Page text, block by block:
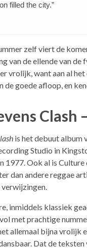
filled the city.”
zelf viert de
van de ellende van de
vrolijk, want aan al
de goede afloop, en
Clash
is het debuut album
Studio in
1977. Ook al is
dan andere reggae
inmiddels klassiek
vol met prachtige
allemaal bijna vrolijk
Dat de